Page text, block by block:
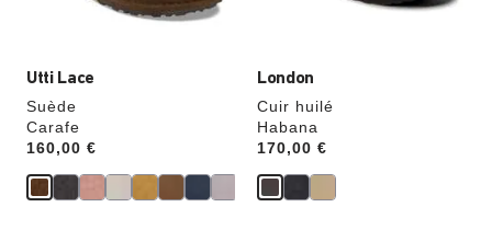
Utti Lace
Suède
Carafe
Price:
160,00 €
London
Cuir huilé
Habana
Price:
170,00 €